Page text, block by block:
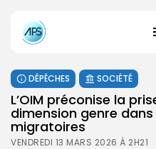
DÉPÊCHES SOCIÉTÉ
L’OIM préconise la
dimension genre
migratoires
VENDREDI 13 MARS 2026 À 2H21